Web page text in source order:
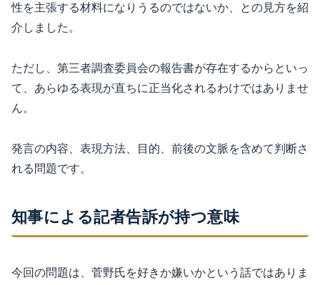
性を主張する材料になりうるのではないか、との見方を紹
介しました。
ただし、第三者調査委員会の報告書が存在するからといっ
て、あらゆる表現が直ちに正当化されるわけではありませ
ん。
発言の内容、表現方法、目的、前後の文脈を含めて判断さ
れる問題です。
知事による記者告訴が持つ意味
今回の問題は、菅野氏を好きか嫌いかという話ではありま